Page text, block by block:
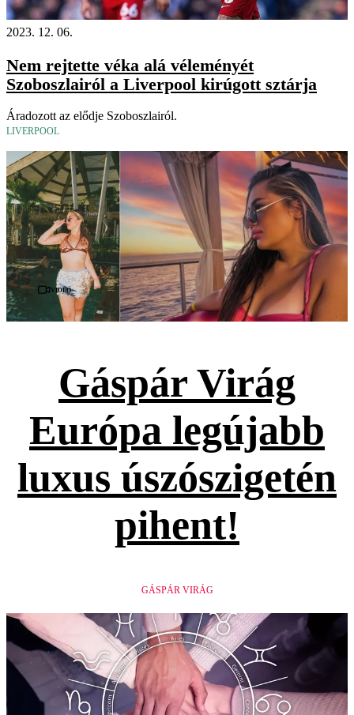
2023. 12. 06.
Nem rejtette véka alá véleményét
Szoboszlairól a Liverpool kirúgott sztárja
Áradozott az elődje Szoboszlairól.
LIVERPOOL
Videó
Gáspár Virág
Európa legújabb
luxus úszószigetén
pihent!
GÁSPÁR VIRÁG